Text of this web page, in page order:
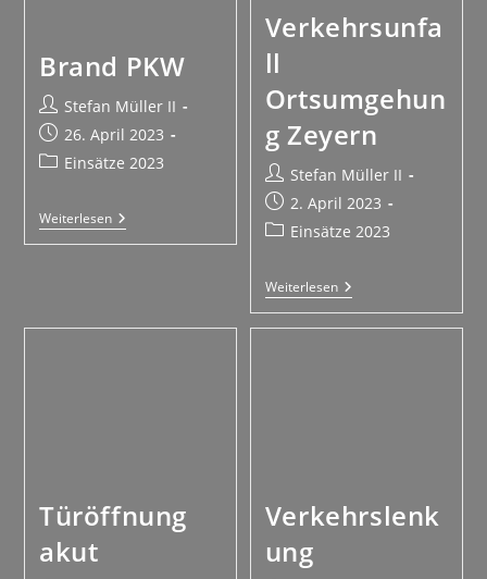
Brand PKW
Stefan Müller II
26. April 2023
Einsätze 2023
Weiterlesen
Verkehrsunfa
ll
Ortsumgehun
g Zeyern
Stefan Müller II
2. April 2023
Einsätze 2023
Weiterlesen
Türöffnung
akut
Verkehrslenk
ung